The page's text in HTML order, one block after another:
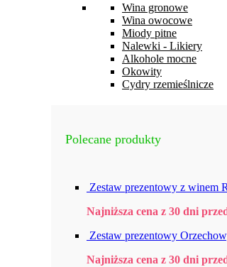
Wina gronowe
Wina owocowe
Miody pitne
Nalewki - Likiery
Alkohole mocne
Okowity
Cydry rzemieślnicze
Polecane produkty
Zestaw prezentowy z winem
Najniższa cena z 30 dni
Zestaw prezentowy
Najniższa cena z 30 dni